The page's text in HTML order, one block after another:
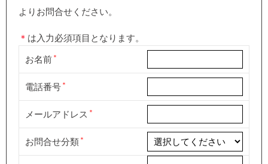
よりお問合せください。
＊ は入力必須項目となります。
お名前
電話番号
メールアドレス
お問合せ分類